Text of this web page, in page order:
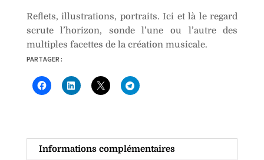
Reflets, illustrations, portraits. Ici et là le regard
scrute l’horizon, sonde l’une ou l’autre des
multiples facettes de la création musicale.
PARTAGER :
Informations complémentaires